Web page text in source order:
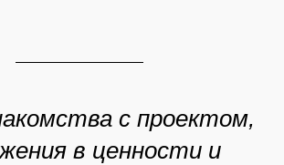
с проектом,
в ценности и